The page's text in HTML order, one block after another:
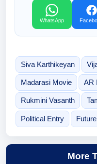
WhatsApp
Siva Karthikeyan
Madarasi Movie AR
Rukmini Vasanth
Political Entry
More